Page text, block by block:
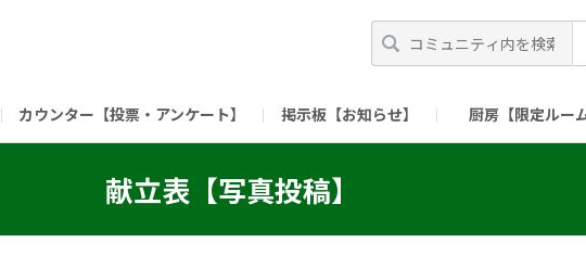
カウンター【投票・アンケート】 掲示板【お知らせ】 厨房【限定ルーム
（リンク）ピックルスコーポレーションHP （リンク）ピックルスホー
献立表【写真投稿】